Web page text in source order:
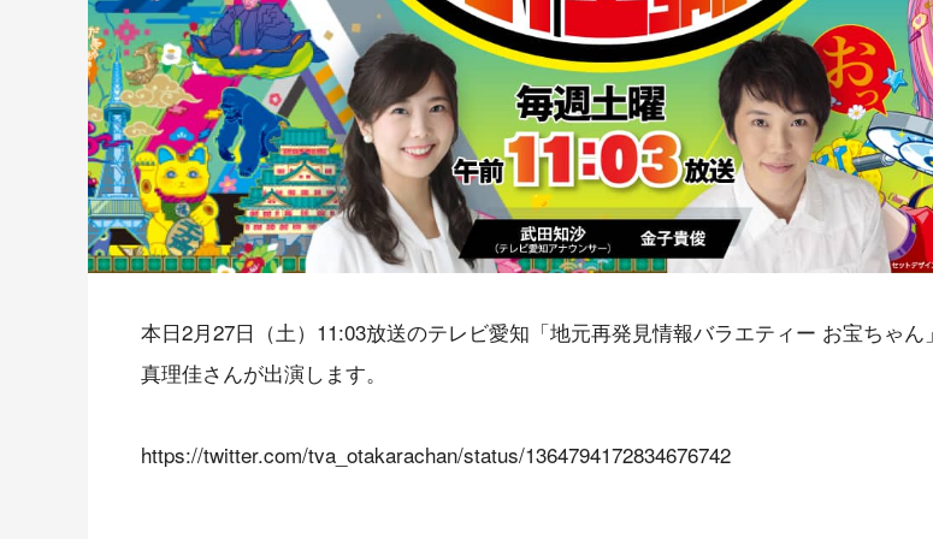
本日2月27日（土）11:03放送のテレビ愛知「地元再発見情報バラエティー お宝ちゃん
真理佳さんが出演します。
https://twitter.com/tva_otakarachan/status/1364794172834676742